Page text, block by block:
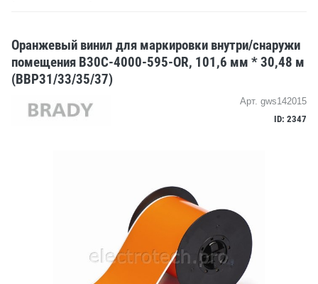
Оранжевый винил для маркировки внутри/снаружи
помещения B30C-4000-595-OR, 101,6 мм * 30,48 м
(BBP31/33/35/37)
Арт. gws142015
ID: 2347